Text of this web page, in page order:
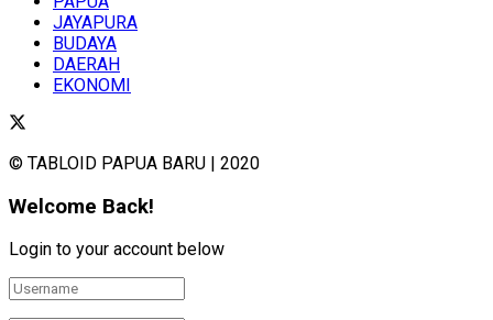
JAYAPURA
BUDAYA
DAERAH
EKONOMI
© TABLOID PAPUA BARU | 2020
Welcome Back!
Login to your account below